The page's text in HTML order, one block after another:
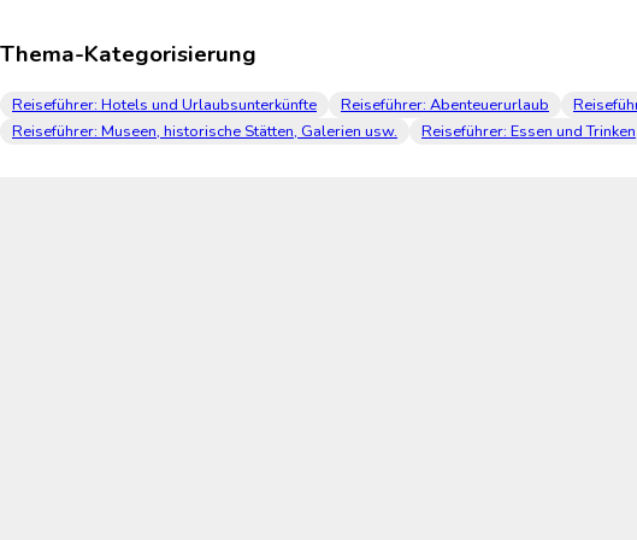
Thema-Kategorisierung
Reiseführer: Hotels und Urlaubsunterkünfte Reiseführer: Abenteuerurlaub
Reiseführer: Museen, historische Stätten, Galerien usw.
Reiseführer: Essen und Trinken